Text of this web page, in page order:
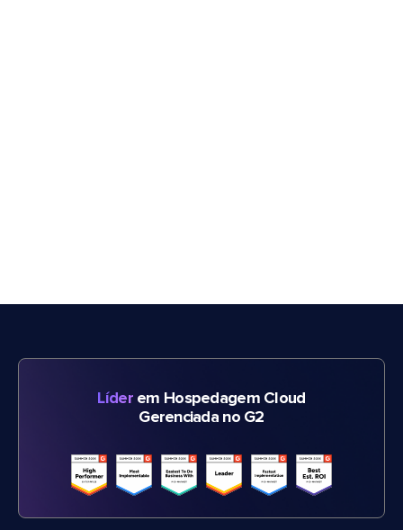
Líderem Hospedagem Cloud
Gerenciada no G2